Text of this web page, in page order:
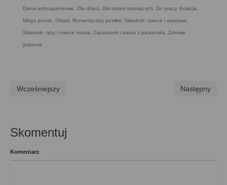
Dania jednogarnkowe Dla dzieci Dla matek karmiących Do pracy, Kolacja
Mega proste Obiad Romantyczny posiłek Składnik: owoce i warzywa
Składnik: ryby i owoce morza Zapiekanki i dania z piekarnika Zdrowe
jedzenie
Wcześniejszy Następny
Skomentuj
Komentarz